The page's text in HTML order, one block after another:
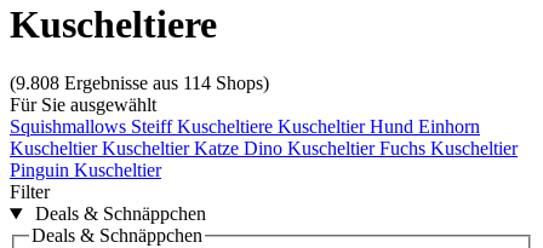
Kuscheltiere
(9.808 Ergebnisse aus 114 Shops)
Für Sie ausgewählt
Squishmallows Steiff Kuscheltiere Kuscheltier Hund Einhorn
KuscheltierKuscheltier Katze Dino KuscheltierFuchs Kuscheltier
Pinguin Kuscheltier
Filter
Deals & Schnäppchen
Deals & Schnäppchen